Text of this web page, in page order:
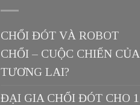
CHỔI ĐÓT VÀ ROBOT
CHỔI – CUỘC CHIẾN CỦA
TƯƠNG LAI?
ĐẠI GIA CHỔI ĐÓT CHO 1